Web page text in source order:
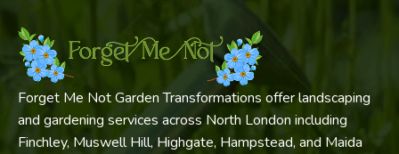
Forget Me Not Garden Transformations offer landscaping
and gardening services across North London including
Finchley, Muswell Hill, Highgate, Hampstead, and Maida